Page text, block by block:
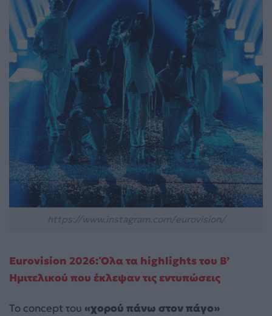
Eurovision 2026: Όλα τα highlights του Β’
Ημιτελικού που έκλεψαν τις εντυπώσεις
Το concept του «χορού πάνω στον πάγο»